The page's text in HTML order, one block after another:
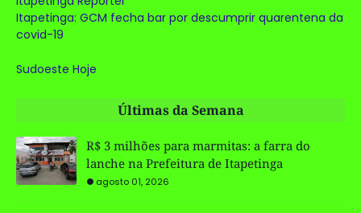
Itapetinga: GCM fecha bar por descumprir quarentena da
covid-19
Sudoeste Hoje
Últimas da Semana
R$ 3 milhões para marmitas: a farra do
lanche na Prefeitura de Itapetinga
agosto 01, 2026